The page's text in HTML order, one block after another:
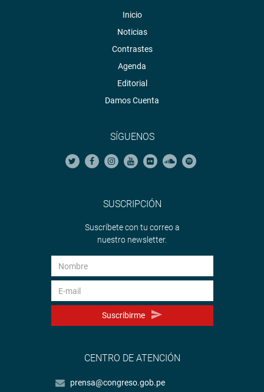
Inicio
Noticias
Contrastes
Agenda
Editorial
Damos Cuenta
SÍGUENOS
SUSCRIPCIÓN
Suscríbete con tu correo a
nuestro newsletter.
Suscribirme
CENTRO DE ATENCIÓN
prensa@congreso.gob.pe